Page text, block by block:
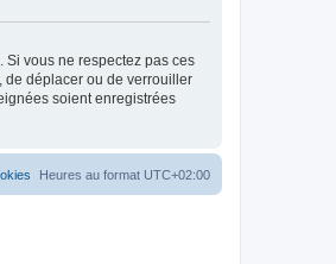
vous ne respectez pas ces
de déplacer ou de verrouiller
soient enregistrées
Heures au format UTC+02:00